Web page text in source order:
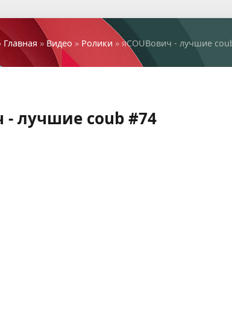
Главная » Видео » Ролики » яCOUBович - лучшие
- лучшие coub #74